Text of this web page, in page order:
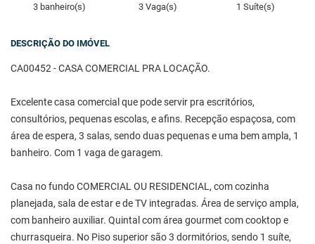
3 banheiro(s) 3 Vaga(s) 1 Suíte(s)
DESCRIÇÃO DO IMÓVEL
CA00452 - CASA COMERCIAL PRA LOCAÇÃO.
Excelente casa comercial que pode servir pra escritórios,
consultórios, pequenas escolas, e afins. Recepção espaçosa, com
área de espera, 3 salas, sendo duas pequenas e uma bem ampla, 1
banheiro. Com 1 vaga de garagem.
Casa no fundo COMERCIAL OU RESIDENCIAL, com cozinha
planejada, sala de estar e de TV integradas. Área de serviço ampla,
com banheiro auxiliar. Quintal com área gourmet com cooktop e
churrasqueira. No Piso superior são 3 dormitórios, sendo 1 suíte,